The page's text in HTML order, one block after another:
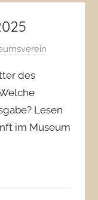
des
Lesen
im Museum